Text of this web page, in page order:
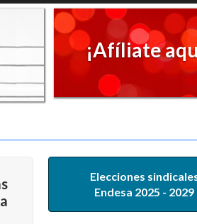
¡Afíliate
Elecciones
Endesa 2025 - 2029